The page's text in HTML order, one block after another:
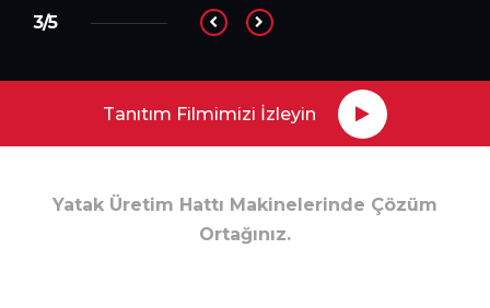
Tanıtım Filmimizi İzleyin
3/5
Yatak Üretim Hattı Makinelerinde Çözüm
Ortağınız.